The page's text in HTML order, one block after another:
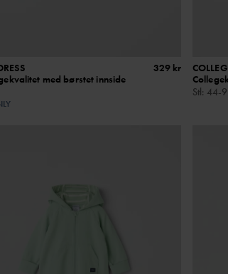
med børstet innside
329 kr
Stl: 44-